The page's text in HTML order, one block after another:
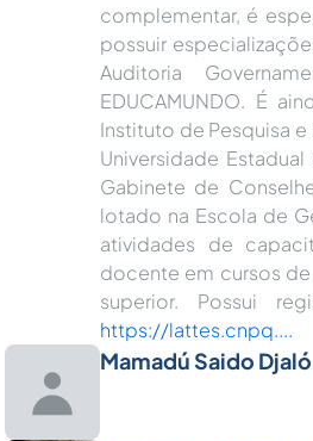
complementar, é
possuir
Auditoria
EDUCAMUNDO. É
Instituto de Pesquisa
Universidade
Gabinete de
lotado na Escola de
atividades de
docente em cursos
superior. Possui
https://lattes.cnpq....
Mamadú Saido Djaló